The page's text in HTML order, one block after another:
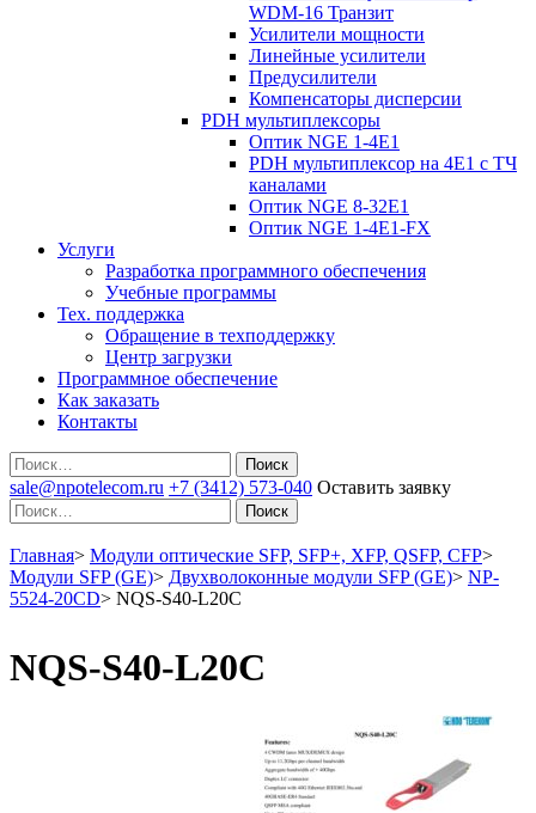
WDM-16 Транзит
Усилители мощности
Линейные усилители
Предусилители
Компенсаторы дисперсии
PDH мультиплексоры
Оптик NGE 1-4E1
PDH мультиплексор на 4Е1 с ТЧ
каналами
Оптик NGE 8-32E1
Оптик NGE 1-4E1-FX
Услуги
Разработка программного обеспечения
Учебные программы
Тех. поддержка
Обращение в техподдержку
Центр загрузки
Программное обеспечение
Как заказать
Контакты
Поиск
sale@npotelecom.ru +7 (3412) 573-040 Оставить заявку
Поиск
Главная> Модули оптические SFP, SFP+, XFP, QSFP, CFP>
Модули SFP (GE)> Двухволоконные модули SFP (GE)> NP-
5524-20CD> NQS-S40-L20C
NQS-S40-L20C